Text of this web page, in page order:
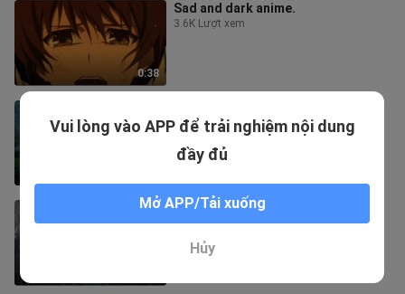
0:38
Sad and dark anime.
3.6K Lượt xem
3.3K Lượt xem
We keep silent and ignore.
4.4K Lượt xem
Bahasa Melayu
Vui lòng vào APP để trải nghiệm nội dung
đầy đủ
Mở APP/Tải xuống
Hủy